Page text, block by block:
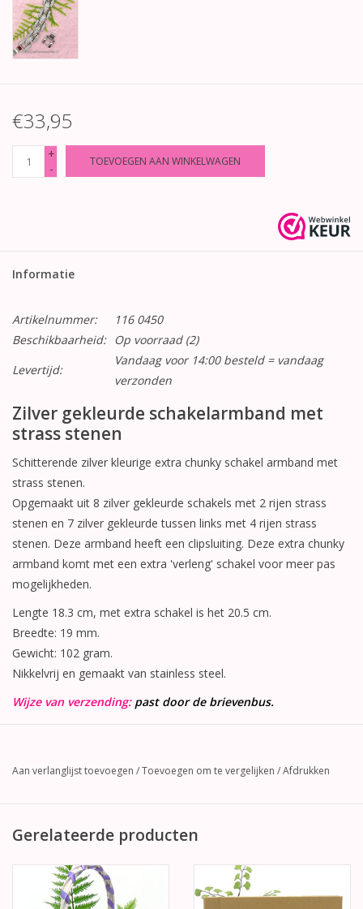
€33,95
+
-
TOEVOEGEN AAN WINKELWAGEN
Informatie
Artikelnummer:
116 0450
Beschikbaarheid:
Op voorraad(2)
Levertijd:
Vandaag voor 14:00 besteld = vandaag
verzonden
Zilver gekleurde schakelarmband met
strass stenen
Schitterende zilver kleurige extra chunky schakel armband met
strass stenen.
Opgemaakt uit 8 zilver gekleurde schakels met 2 rijen strass
stenen en 7 zilver gekleurde tussen links met 4 rijen strass
stenen. Deze armband heeft een clipsluiting. Deze extra chunky
armband komt met een extra 'verleng' schakel voor meer pas
mogelijkheden.
Lengte 18.3 cm, met extra schakel is het 20.5 cm.
Breedte: 19 mm.
Gewicht: 102 gram.
Nikkelvrij en gemaakt van stainless steel.
Wijze van verzending: past door de brievenbus.
Aan verlanglijst toevoegen /Toevoegen om te vergelijken /Afdrukken
Gerelateerde producten